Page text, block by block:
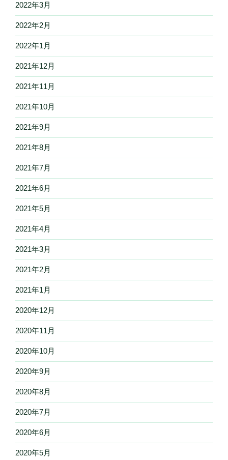
2022年3月
2022年2月
2022年1月
2021年12月
2021年11月
2021年10月
2021年9月
2021年8月
2021年7月
2021年6月
2021年5月
2021年4月
2021年3月
2021年2月
2021年1月
2020年12月
2020年11月
2020年10月
2020年9月
2020年8月
2020年7月
2020年6月
2020年5月